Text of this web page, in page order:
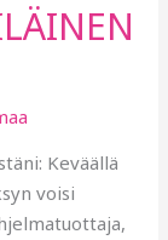
Keväällä
voisi